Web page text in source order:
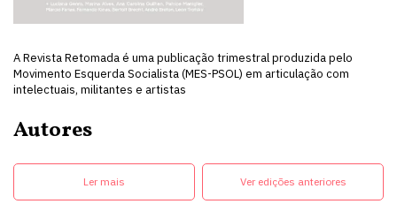
A Revista Retomada é uma publicação trimestral produzida pelo
Movimento Esquerda Socialista (MES-PSOL) em articulação com
intelectuais, militantes e artistas
Autores
Ler mais Ver edições anteriores